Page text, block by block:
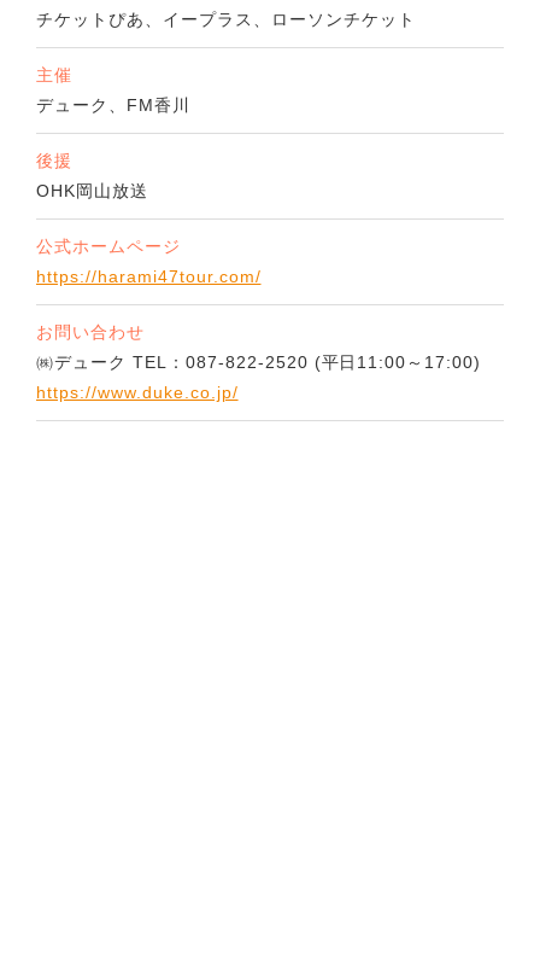
チケットぴあ、イープラス、ローソンチケット
主催
デューク、FM香川
後援
OHK岡山放送
公式ホームページ
https://harami47tour.com/
お問い合わせ
㈱デューク TEL：087-822-2520 (平日11:00～17:00)
https://www.duke.co.jp/